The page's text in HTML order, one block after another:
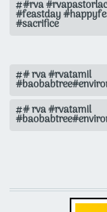
#rva
#feastday
#sacrifice
# rva #rvatamil
# rva #rvatamil